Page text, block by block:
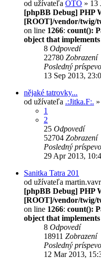
od užívateľa OTO » 13
[phpBB Debug] PHP
[ROOT]/vendor/twig/
on line 1266: count():
object that
8 Odpovedí
22780 Zobrazení
Posledný
13 Sep 2013,
nějaké tatrovky...
od užívateľa .:Jitka.F:.
1
2
25 Odpovedí
52704 Zobrazení
Posledný
29 Apr 2013,
Sanitka Tatra 201
od užívateľa
[phpBB Debug] PHP
[ROOT]/vendor/twig/
on line 1266: count():
object that
8 Odpovedí
18911 Zobrazení
Posledný
12 Mar 2013,